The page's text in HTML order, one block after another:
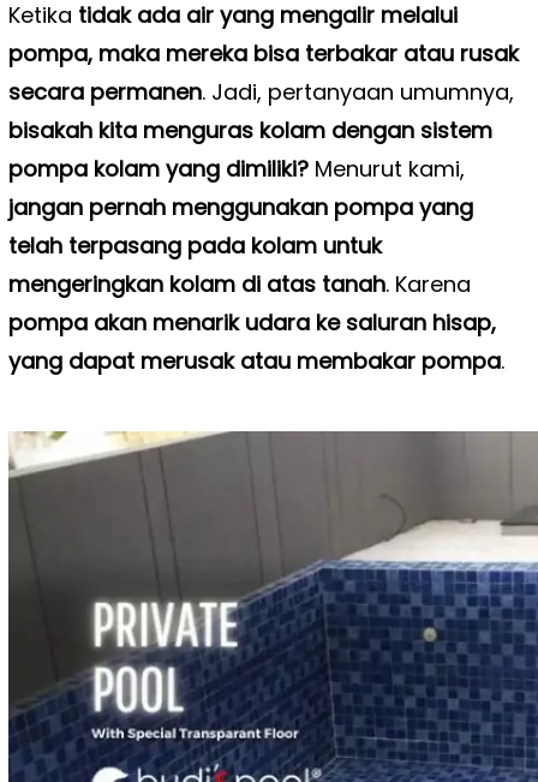
Ketika tidak ada air yang mengalir melalui
pompa, maka mereka bisa terbakar atau rusak
secara permanen. Jadi, pertanyaan umumnya,
bisakah kita menguras kolam dengan sistem
pompa kolam yang dimiliki?Menurut kami,
jangan pernah menggunakan pompa yang
telah terpasang pada kolam untuk
mengeringkan kolam di atas tanah. Karena
pompa akan menarik udara ke saluran hisap,
yang dapat merusak atau membakar pompa.